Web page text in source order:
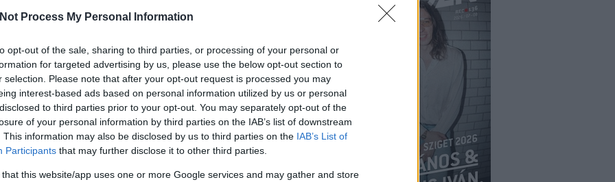
Process My Personal Information
opt-out of the sale, sharing to third parties, or processing of your personal or
for targeted advertising by us, please use the below opt-out section to
selection. Please note that after your opt-out request is processed you may
interest-based ads based on personal information utilized by us or personal
to third parties prior to your opt-out. You may separately opt-out of the
of your personal information by third parties on the IAB’s list of downstream
This information may also be disclosed by us to third parties on the IAB’s List of
Participants that may further disclose it to other third parties.
that this website/app uses one or more Google services and may gather and store
Fragrancesbrand hazai márkaképviselete a POLICE TO BE
ban stílustól függetlenül mutathatják meg tehetségüket
Szabi (Supernem), Anga-Kis Miki (USEME),
Frankó Roni
A tehetségkutatóra nevezni awww.policerebel.hu